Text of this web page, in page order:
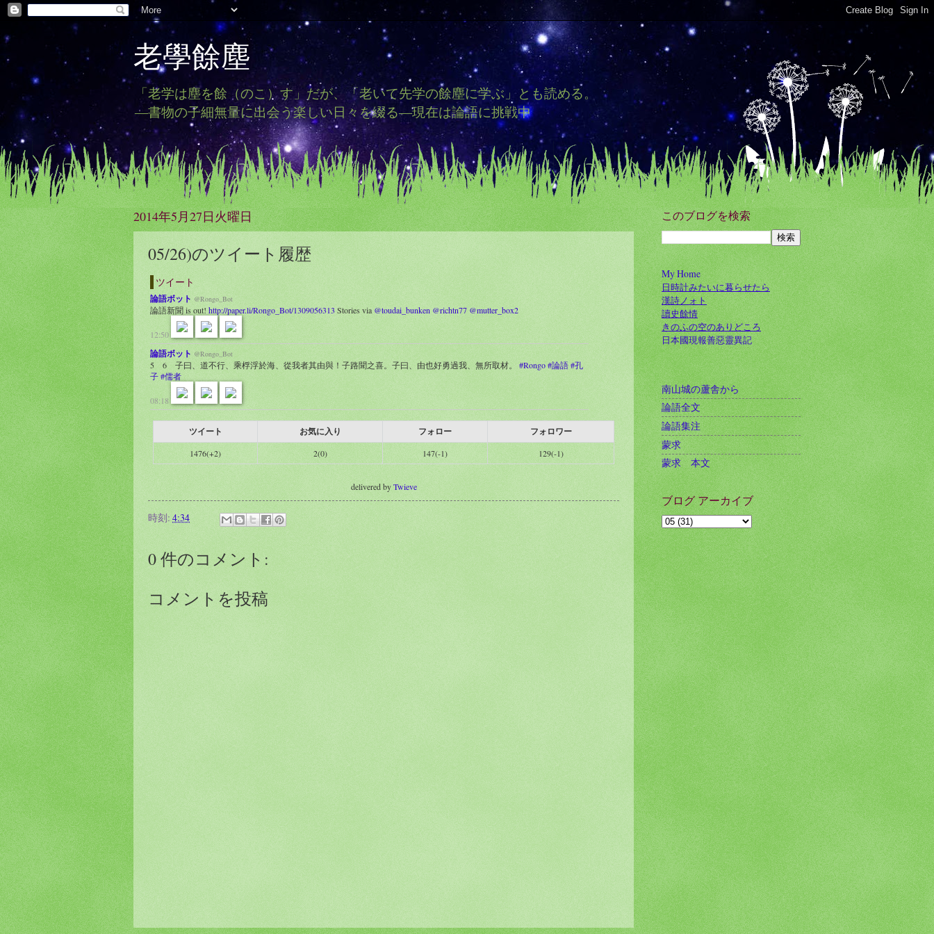
老學餘塵
「老学は塵を餘（のこ）す」だが、「老いて先学の餘塵に学ぶ」とも読める。
―書物の子細無量に出会う楽しい日々を綴る―現在は論語に挑戦中
2014年5月27日火曜日
05/26)のツイート履歴
ツイート
論語ボット @Rongo_Bot
論語新聞 is out! http://paper.li/Rongo_Bot/1309056313Stories via @toudai_bunken @richtn77 @mutter_box2
12:50
論語ボット @Rongo_Bot
5 6 子曰、道不行、乘桴浮於海、從我者其由與！子路聞之喜。子曰、由也好勇過我、無所取材。 #Rongo#論語#孔
子#儒者
08:18
ツイート お気に入り フォロー フォロワー
1476(+2) 2(0) 147(-1) 129(-1)
delivered byTwieve
時刻: 4:34
0 件のコメント:
コメントを投稿
このブログを検索
My Home
日時計みたいに暮らせたら
漢詩ノォト
讀史餘情
きのふの空のありどころ
日本國現報善惡靈異記
南山城の蘆舎から
論語全文
論語集注
蒙求
蒙求 本文
ブログ アーカイブ